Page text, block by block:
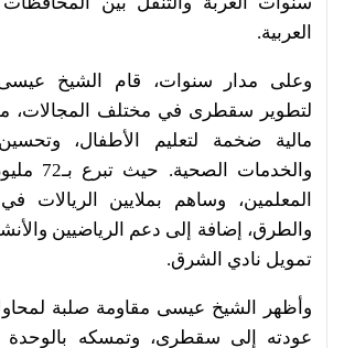
العربية.
وعلى مدار سنوات، قام الشيخ
لتطوير سقطرى في مختلف المجالات،
مالية ضخمة لتعليم الأطفال، وتحسين
والخدمات
المعلمين، وساهم بملايين الريالات
والطرق، إضافة إلى دعم الرياضيين
تمويل نادي الشرق.
وأظهر الشيخ عيسى مقاومة صلبة
عودته إلى سقطرى، وتمسكه بالوحدة